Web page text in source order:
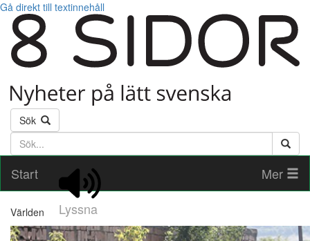
Gå direkt till textinnehåll
Sök
Söktext
Start
Lyssna
Mer
Världen